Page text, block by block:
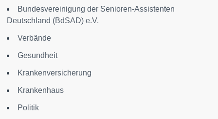
Bundesvereinigung der Senioren-Assistenten
Deutschland (BdSAD) e.V.
Verbände
Gesundheit
Krankenversicherung
Krankenhaus
Politik